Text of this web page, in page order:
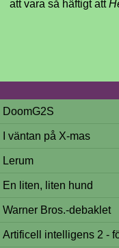
DoomG2S
I väntan på X-mas
Lerum
En liten, liten hund
Warner Bros.-debaklet
Artificell intelligens 2 -
att vara så häftigt att